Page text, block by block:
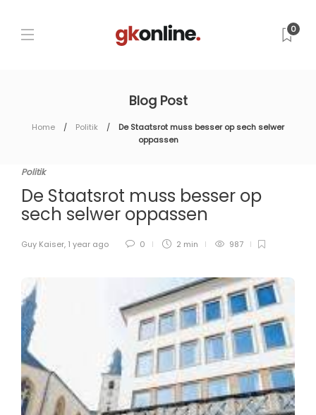
0
Blog Post
Home Politik
De Staatsrot muss besser op sech selwer
oppassen
Politik
De Staatsrot muss besser op
sech selwer oppassen
Guy Kaiser, 1 year ago 0 2 min 987